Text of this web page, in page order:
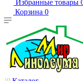
Избранные товары
Корзина 0